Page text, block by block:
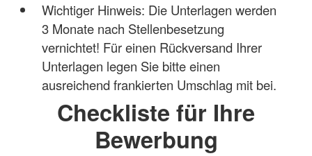
Wichtiger Hinweis: Die Unterlagen werden
3 Monate nach Stellenbesetzung
vernichtet! Für einen Rückversand Ihrer
Unterlagen legen Sie bitte einen
ausreichend frankierten Umschlag mit bei.
Checkliste für Ihre
Bewerbung